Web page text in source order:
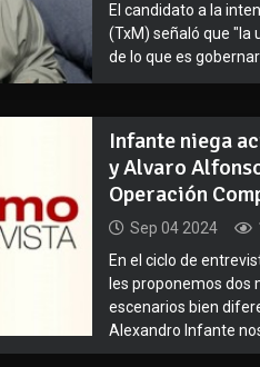
El candidato a la
(TxM) señaló que "la
de lo que es
Infante niega
y Alvaro
Operación
Sep 04 2024
En el ciclo de
les proponemos dos
escenarios bien
Alexandro Infante